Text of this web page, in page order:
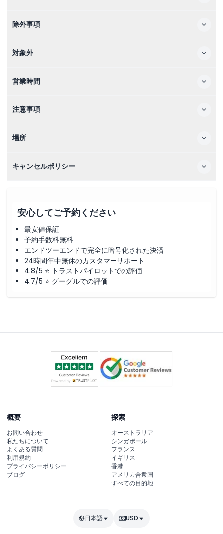
除外事項
対象外
営業時間
注意事項
場所
キャンセルポリシー
安心してご予約ください
最安値保証
予約手数料無料
エンドツーエンドで完全に暗号化された決済
24時間年中無休のカスタマーサポート
4.8/5 ⭐ トラストパイロットでの評価
4.7/5 ⭐ グーグルでの評価
概要
お問い合わせ
私たちについて
よくある質問
利用規約
プライバシーポリシー
ブログ
探索
オーストラリア
シンガポール
フランス
イギリス
香港
アメリカ合衆国
すべての目的地
日本語 USD